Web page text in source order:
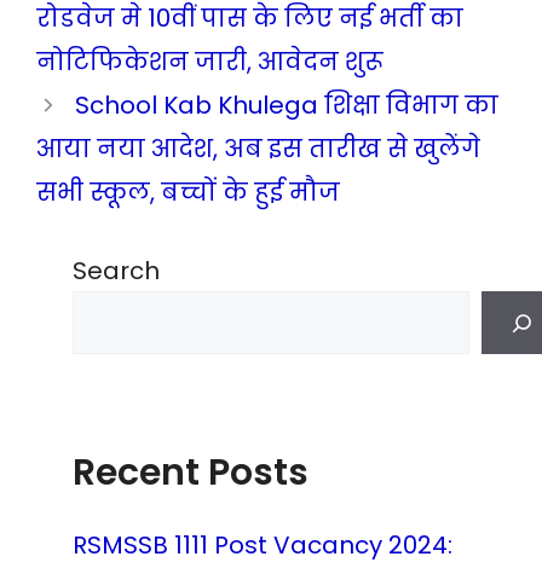
रोडवेज मे 10वीं पास के लिए नई भर्ती का
नोटिफिकेशन जारी, आवेदन शुरू
School Kab Khulega शिक्षा विभाग का
आया नया आदेश, अब इस तारीख से खुलेंगे
सभी स्कूल, बच्चों के हुई मौज
Search
Recent Posts
RSMSSB 1111 Post Vacancy 2024: